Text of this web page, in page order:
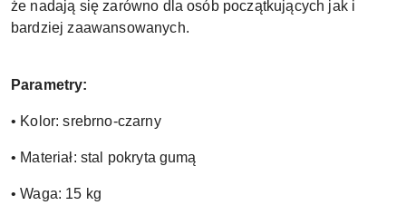
że nadają się zarówno dla osób początkujących jak i
bardziej zaawansowanych.
Parametry:
• Kolor: srebrno-czarny
• Materiał: stal pokryta gumą
• Waga: 15 kg